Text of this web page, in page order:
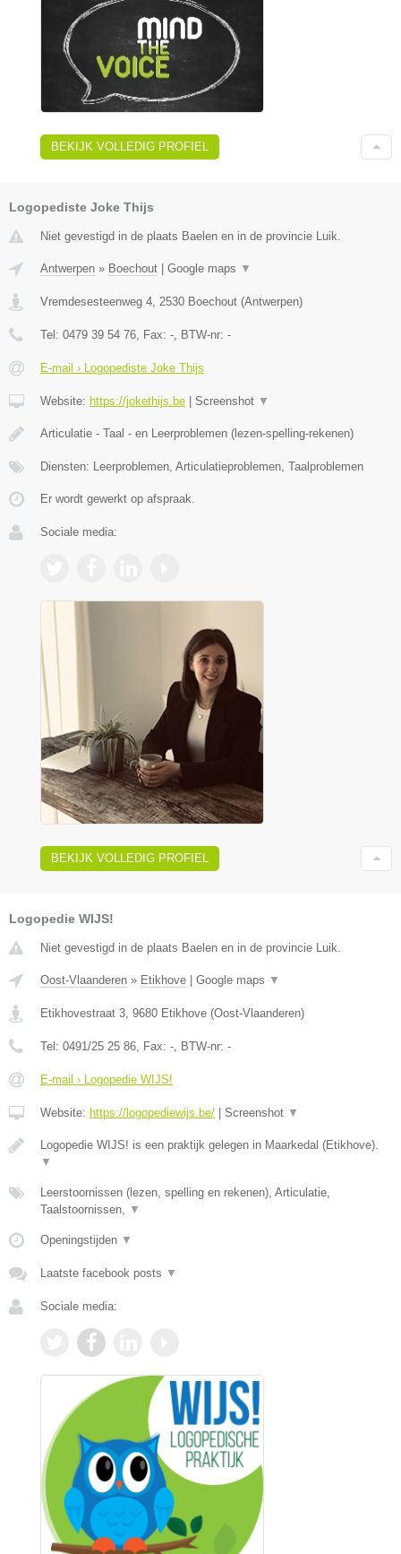
BEKIJK VOLLEDIG PROFIEL
Logopediste Joke Thijs
Niet gevestigd in de plaats Baelen en in de provincie Luik.
Antwerpen » Boechout Google maps ▼
Vremdesesteenweg 4, 2530 Boechout (Antwerpen)
Tel: 0479 39 54 76, Fax: -, BTW-nr: -
E-mail › Logopediste Joke Thijs
Website: https://jokethijs.be Screenshot ▼
Articulatie - Taal - en Leerproblemen (lezen-spelling-rekenen)
Diensten: Leerproblemen, Articulatieproblemen, Taalproblemen
Er wordt gewerkt op afspraak.
Sociale media:
BEKIJK VOLLEDIG PROFIEL
Logopedie WIJS!
Niet gevestigd in de plaats Baelen en in de provincie Luik.
Oost-Vlaanderen » Etikhove Google maps ▼
Etikhovestraat 3, 9680 Etikhove (Oost-Vlaanderen)
Tel: 0491/25 25 86, Fax: -, BTW-nr: -
E-mail › Logopedie WIJS!
Website: https://logopediewijs.be/ Screenshot ▼
Logopedie WIJS! is een praktijk gelegen in Maarkedal (Etikhove).
▼
Leerstoornissen (lezen, spelling en rekenen), Articulatie,
Taalstoornissen, ▼
Openingstijden ▼
Laatste facebook posts ▼
Sociale media: